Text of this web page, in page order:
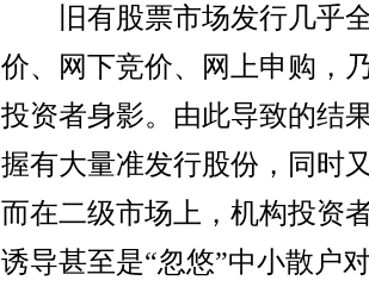
旧有股票市场发行几乎全
价、网下竞价、网上申购，
投资者身影。由此导致的结
握有大量准发行股份，同时
而在二级市场上，机构投资
诱导甚至是“忽悠”中小散户